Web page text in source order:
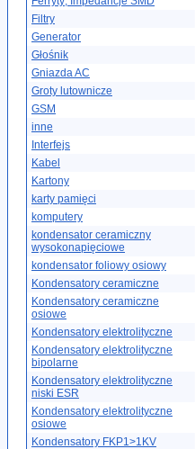
Filtry
Generator
Głośnik
Gniazda AC
Groty lutownicze
GSM
inne
Interfejs
Kabel
Kartony
karty pamięci
komputery
kondensator ceramiczny
wysokonapięciowe
kondensator foliowy osiowy
Kondensatory ceramiczne
Kondensatory ceramiczne
osiowe
Kondensatory elektrolityczne
Kondensatory elektrolityczne
bipolarne
Kondensatory elektrolityczne
niski ESR
Kondensatory elektrolityczne
osiowe
Kondensatory FKP1>1KV